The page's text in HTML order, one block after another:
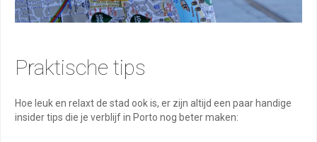
Praktische tips
Hoe leuk en relaxt de stad ook is, er zijn altijd een paar handige
insider tips die je verblijf in Porto nog beter maken: